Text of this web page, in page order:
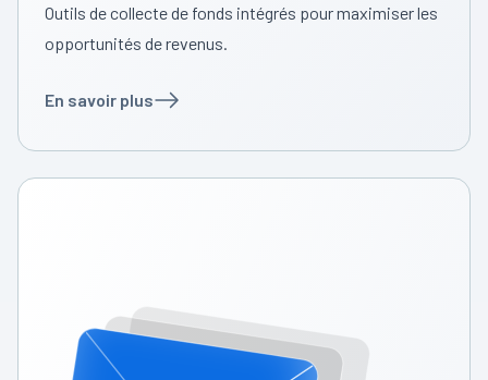
Outils de collecte de fonds intégrés pour maximiser les
opportunités de revenus.
En savoir plus